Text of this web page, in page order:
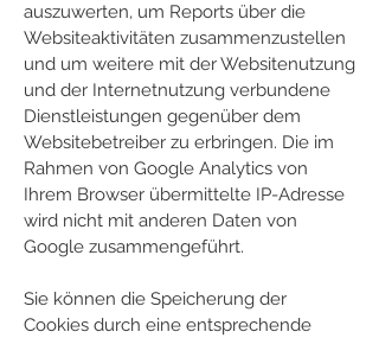
auszuwerten, um Reports über die
Websiteaktivitäten zusammenzustellen
und um weitere mit der Websitenutzung
und der Internetnutzung verbundene
Dienstleistungen gegenüber dem
Websitebetreiber zu erbringen. Die im
Rahmen von Google Analytics von
Ihrem Browser übermittelte IP-Adresse
wird nicht mit anderen Daten von
Google zusammengeführt.
Sie können die Speicherung der
Cookies durch eine entsprechende